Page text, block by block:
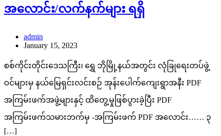
အလောင်း/လက်နက်များ ရရှိ
admin
January 15, 2023
စစ်ကိုင်းတိုင်းဒေသကြီး၊ ရွှေ ဘိုမြို့နယ်အတွင်း လုံခြုရေးတပ်ဖွဲ့
ဝင်များမှ နယ်မြေရှင်းလင်းစဉ် အုန်းပေါက်ကျေးရွာအနီး PDF
အကြမ်းဖက်အဖွဲ့များနှင့် ထိတွေ့မှုဖြစ်ပွားခဲ့ပြီး PDF
အကြမ်းဖက်သမားဘက်မှ -အကြမ်းဖက် PDF အလောင်း…… ၃
[…]